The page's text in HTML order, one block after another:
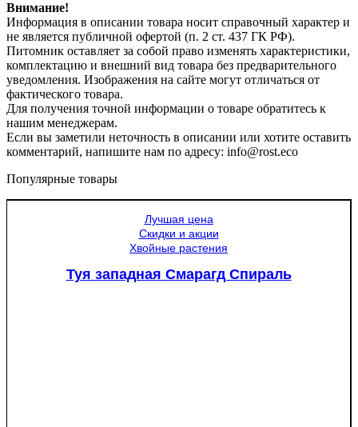
Внимание!
Информация в описании товара носит справочный характер и
не является публичной офертой (п. 2 ст. 437 ГК РФ).
Питомник оставляет за собой право изменять характеристики,
комплектацию и внешний вид товара без предварительного
уведомления. Изображения на сайте могут отличаться от
фактического товара.
Для получения точной информации о товаре обратитесь к
нашим менеджерам.
Если вы заметили неточность в описании или хотите оставить
комментарий, напишите нам по адресу: info@rost.eco
Популярные товары
Лучшая цена
Скидки и акции
Хвойные растения
Туя западная Смарагд Спираль